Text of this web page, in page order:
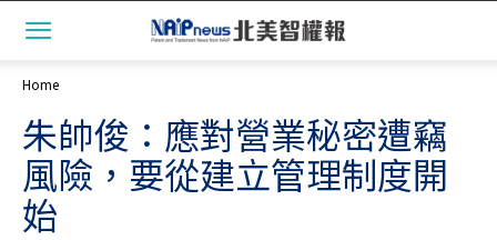
Home
朱帥俊：應對營業秘密遭竊
風險，要從建立管理制度開
始